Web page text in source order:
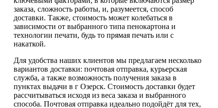
заказа, сложность работы, и, разумеется, способ
доставки. Также, стоимость может колебаться в
зависимости от выбранного типа пенокартона и
технологии печати, будь то прямая печать или с
накаткой.
Для удобства наших клиентов мы предлагаем несколько
вариантов доставки: почтовая отправка, курьерская
служба, а также возможность получения заказа в
пунктах выдачи в г Озерск. Стоимость доставки будет
рассчитываться исходя из веса заказа и выбранного
способа. Почтовая отправка идеально подойдёт для тех,